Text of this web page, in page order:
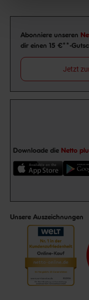
Newsletter
Abonniere unseren
dir einen 15 €**-
Jetzt
Downloade die Netto
Unsere Auszeichnungen